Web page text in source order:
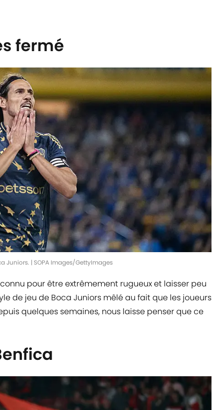
fermé
Juniors. | SOPA Images/GettyImages
pour être extrêmement rugueux et laisser peu
de jeu de Boca Juniors mêlé au fait que les joueurs
quelques semaines, nous laisse penser que ce